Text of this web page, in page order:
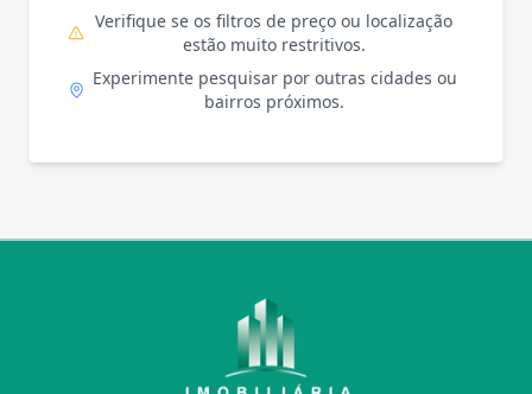
Verifique se os filtros de preço ou localização
estão muito restritivos.
Experimente pesquisar por outras cidades ou
bairros próximos.